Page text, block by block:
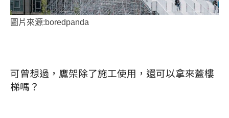
圖片來源:boredpanda
可曾想過，鷹架除了施工使用，還可以拿來蓋樓
梯嗎？